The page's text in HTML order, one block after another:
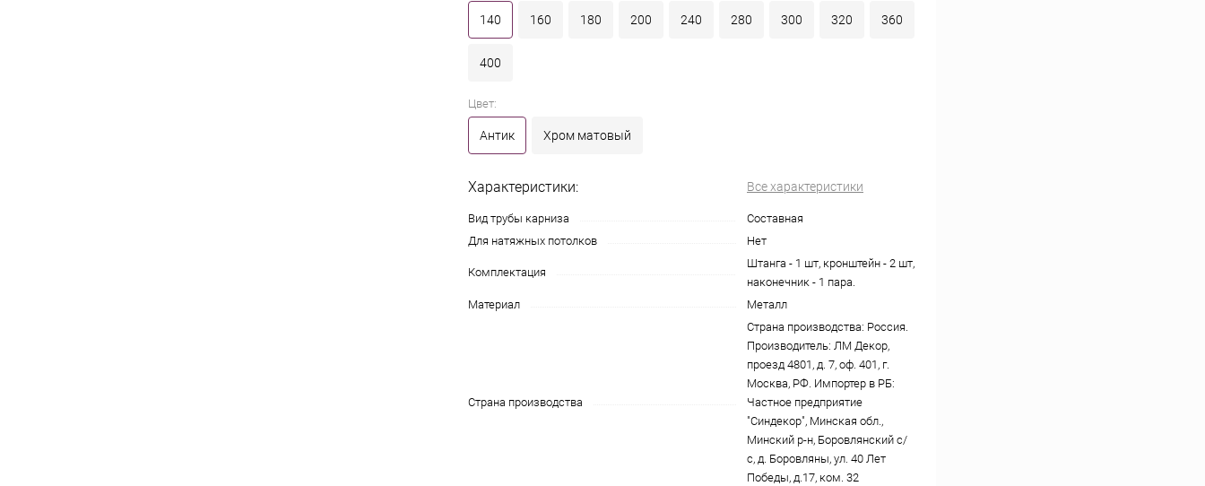
140 160 180 200 240 280 300 320 360
400
Цвет:
Антик Хром матовый
Характеристики: Все характеристики
Вид трубы карниза
Составная
Для натяжных потолков
Нет
Комплектация
Штанга - 1 шт, кронштейн - 2 шт,
наконечник - 1 пара.
Материал
Металл
Страна производства
Страна производства: Россия.
Производитель: ЛМ Декор,
проезд 4801, д. 7, оф. 401, г.
Москва, РФ. Импортер в РБ:
Частное предприятие
"Синдекор", Минская обл.,
Минский р-н, Боровлянский с/
с, д. Боровляны, ул. 40 Лет
Победы, д.17, ком. 32